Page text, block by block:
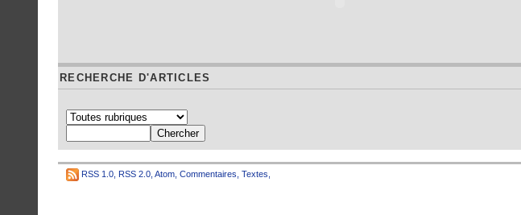
RECHERCHE D'ARTICLES
RSS 1.0 RSS 2.0 Atom Commentaires Textes